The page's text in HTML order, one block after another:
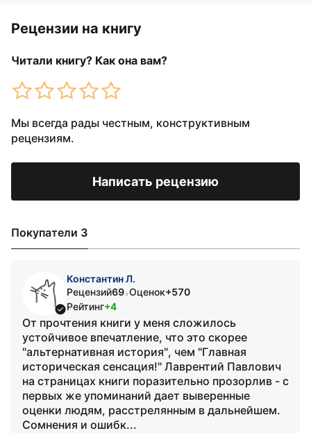
Рецензии на книгу
Читали книгу? Как она вам?
Мы всегда рады честным, конструктивным
рецензиям.
Написать рецензию
Покупатели 3
Константин Л.
Рецензий69•Оценок+570
Рейтинг+4
От прочтения книги у меня сложилось
устойчивое впечатление, что это скорее
"альтернативная история", чем "Главная
историческая сенсация!" Лаврентий Павлович
на страницах книги поразительно прозорлив - с
первых же упоминаний дает выверенные
оценки людям, расстрелянным в дальнейшем.
Сомнения и ошибк...